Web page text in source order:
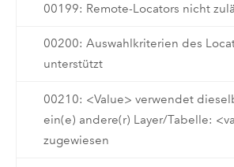
00199: Remote-Locators nicht
00200: Auswahlkriterien des
unterstützt
00210: <Value> verwendet
ein(e) andere(r) Layer/Tabelle:
zugewiesen